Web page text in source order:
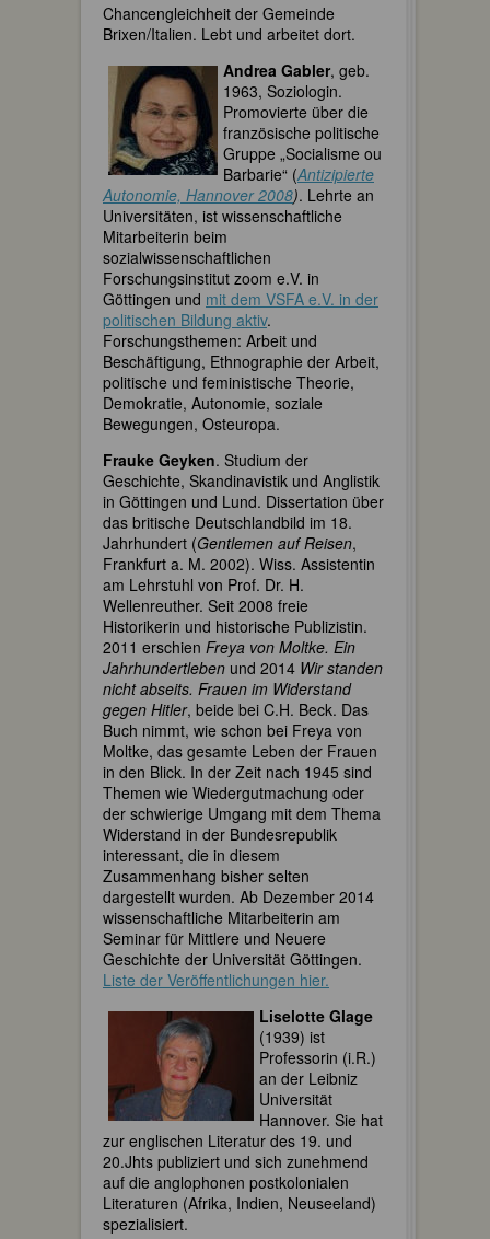
Chancengleichheit der Gemeinde
Brixen/Italien. Lebt und arbeitet dort.
Andrea Gabler, geb.
1963, Soziologin.
Promovierte über die
französische politische
Gruppe „Socialisme ou
Barbarie“ (Antizipierte
Autonomie, Hannover 2008). Lehrte an
Universitäten, ist wissenschaftliche
Mitarbeiterin beim
sozialwissenschaftlichen
Forschungsinstitut zoom e.V. in
Göttingen und mit dem VSFA e.V. in der
politischen Bildung aktiv.
Forschungsthemen: Arbeit und
Beschäftigung, Ethnographie der Arbeit,
politische und feministische Theorie,
Demokratie, Autonomie, soziale
Bewegungen, Osteuropa.
Frauke Geyken. Studium der
Geschichte, Skandinavistik und Anglistik
in Göttingen und Lund. Dissertation über
das britische Deutschlandbild im 18.
Jahrhundert (Gentlemen auf Reisen,
Frankfurt a. M. 2002). Wiss. Assistentin
am Lehrstuhl von Prof. Dr. H.
Wellenreuther. Seit 2008 freie
Historikerin und historische Publizistin.
2011 erschien Freya von Moltke. Ein
Jahrhundertleben und 2014 Wir standen
nicht abseits. Frauen im Widerstand
gegen Hitler, beide bei C.H. Beck. Das
Buch nimmt, wie schon bei Freya von
Moltke, das gesamte Leben der Frauen
in den Blick. In der Zeit nach 1945 sind
Themen wie Wiedergutmachung oder
der schwierige Umgang mit dem Thema
Widerstand in der Bundesrepublik
interessant, die in diesem
Zusammenhang bisher selten
dargestellt wurden. Ab Dezember 2014
wissenschaftliche Mitarbeiterin am
Seminar für Mittlere und Neuere
Geschichte der Universität Göttingen.
Liste der Veröffentlichungen hier.
Liselotte Glage
(1939) ist
Professorin (i.R.)
an der Leibniz
Universität
Hannover. Sie hat
zur englischen Literatur des 19. und
20.Jhts publiziert und sich zunehmend
auf die anglophonen postkolonialen
Literaturen (Afrika, Indien, Neuseeland)
spezialisiert.